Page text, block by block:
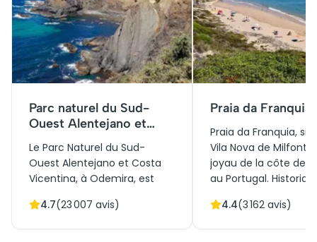
Parc naturel du Sud-
Ouest Alentejano et
Le Parc Naturel du Sud-
Ouest Alentejano et Costa
Vicentina, à Odemira, est
préservée qui s'étend le long
4.7(23 007 avis)
Praia da Franquia
Praia da Franquia,
Vila Nova de
joyau de la côte de
au Portugal.
stratégique pour la
4.4(3 162 avis)